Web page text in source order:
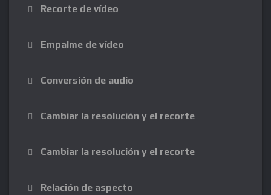
Recorte de vídeo
Empalme de vídeo
Conversión de audio
Cambiar la resolución y el recorte
Cambiar la resolución y el recorte
Relación de aspecto